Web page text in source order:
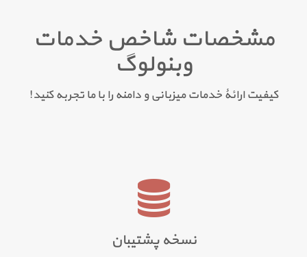
مشخصات شاخص خدمات
وبنولوگ
کیفیت ارائۀ خدمات میزبانی و دامنه را با ما تجربه کنید!
نسخه پشتیبان